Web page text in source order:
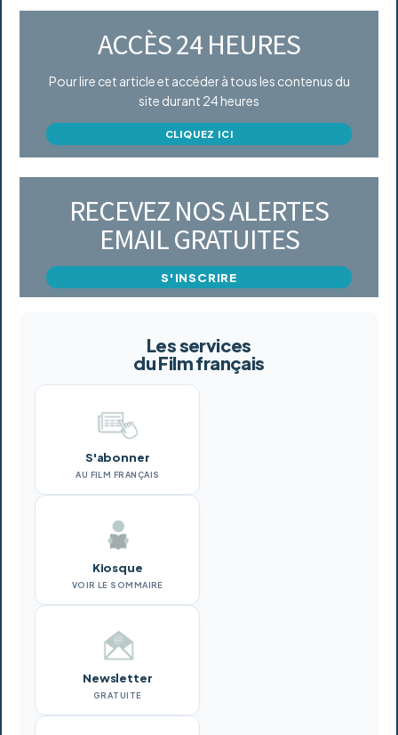
ACCÈS 24 HEURES
Pour lire cet article et accéder à tous les contenus du
site durant 24 heures
CLIQUEZ ICI
RECEVEZ NOS ALERTES
EMAIL GRATUITES
S'INSCRIRE
Les services
du Film français
S'abonner
AU FILM FRANÇAIS
Kiosque
VOIR LE SOMMAIRE
Newsletter
GRATUITE